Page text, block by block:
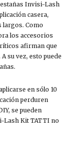
Invisi-Lash
casera,
largos. Como
los accesorios
afirman que
su vez, esto puede
en sólo 10
perduren
se pueden
Lash Kit TATTI no